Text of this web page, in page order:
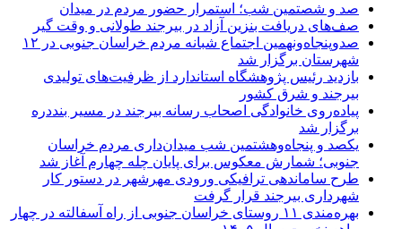
صد و شصتمین شب؛ استمرار حضور مردم در میدان
صف‌های دریافت بنزین آزاد در بیرجند طولانی و وقت گیر
صدوپنجاه‌ونهمین اجتماع شبانه مردم خراسان جنوبی در ۱۲
شهرستان برگزار شد
بازدید رئیس پژوهشگاه استاندارد از ظرفیت‌های تولیدی
بیرجند و شرق کشور
پیاده‌روی خانوادگی اصحاب رسانه بیرجند در مسیر بنددره
برگزار شد
یکصد و پنجاه‌وهشتمین شب میدان‌داری مردم خراسان
جنوبی؛ شمارش معکوس برای پایان چله چهارم آغاز شد
طرح ساماندهی ترافیکی ورودی مهرشهر در دستور کار
شهرداری بیرجند قرار گرفت
بهره‌مندی ۱۱ روستای خراسان جنوبی از راه آسفالته در چهار